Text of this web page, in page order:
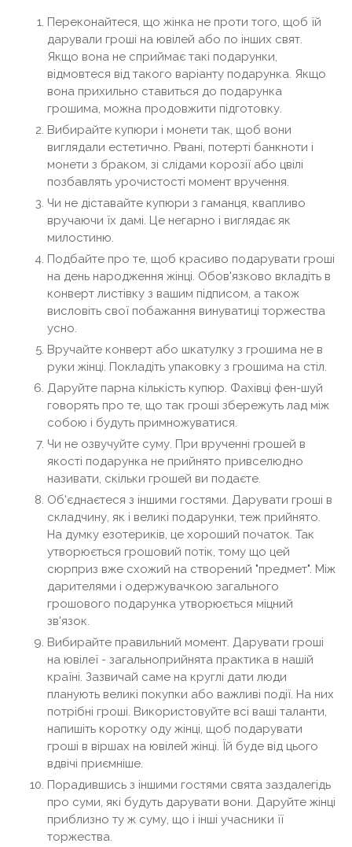
Переконайтеся, що жінка не проти того, щоб їй
дарували гроші на ювілей або по інших свят.
Якщо вона не сприймає такі подарунки,
відмовтеся від такого варіанту подарунка. Якщо
вона прихильно ставиться до подарунка
грошима, можна продовжити підготовку.
Вибирайте купюри і монети так, щоб вони
виглядали естетично. Рвані, потерті банкноти і
монети з браком, зі слідами корозії або цвілі
позбавлять урочистості момент вручення.
Чи не діставайте купюри з гаманця, квапливо
вручаючи їх дамі. Це негарно і виглядає як
милостиню.
Подбайте про те, щоб красиво подарувати гроші
на день народження жінці. Обов'язково вкладіть в
конверт листівку з вашим підписом, а також
висловіть свої побажання винуватиці торжества
усно.
Вручайте конверт або шкатулку з грошима не в
руки жінці. Покладіть упаковку з грошима на стіл.
Даруйте парна кількість купюр. Фахівці фен-шуй
говорять про те, що так гроші збережуть лад між
собою і будуть примножуватися.
Чи не озвучуйте суму. При врученні грошей в
якості подарунка не прийнято привселюдно
називати, скільки грошей ви подаєте.
Об'єднаєтеся з іншими гостями. Дарувати гроші в
складчину, як і великі подарунки, теж прийнято.
На думку езотериків, це хороший початок. Так
утворюється грошовий потік, тому що цей
сюрприз вже схожий на створений "предмет". Між
дарителями і одержувачкою загального
грошового подарунка утворюється міцний
зв'язок.
Вибирайте правильний момент. Дарувати гроші
на ювілеї - загальноприйнята практика в нашій
країні. Зазвичай саме на круглі дати люди
планують великі покупки або важливі події. На них
потрібні гроші. Використовуйте всі ваші таланти,
напишіть коротку оду жінці, щоб подарувати
гроші в віршах на ювілей жінці. Їй буде від цього
вдвічі приємніше.
Порадившись з іншими гостями свята заздалегідь
про суми, які будуть дарувати вони. Даруйте жінці
приблизно ту ж суму, що і інші учасники її
торжества.